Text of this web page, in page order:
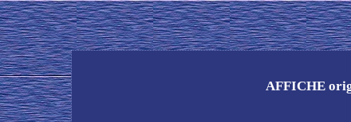
AFFICHE